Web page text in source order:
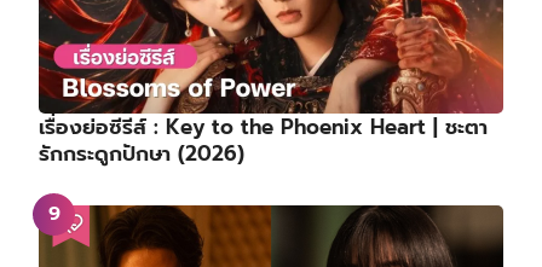
เรื่องย่อซีรีส์ : Key to the Phoenix Heart | ชะตา
รักกระดูกปักษา (2026)